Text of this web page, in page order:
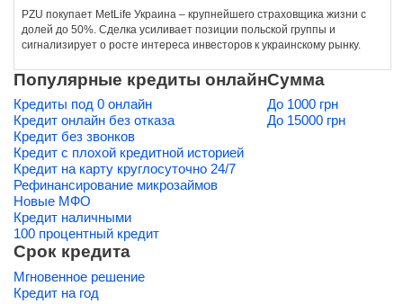
PZU покупает MetLife Украина – крупнейшего страховщика жизни с
долей до 50%. Сделка усиливает позиции польской группы и
сигнализирует о росте интереса инвесторов к украинскому рынку.
Популярные кредиты онлайн
Кредиты под 0 онлайн
Кредит онлайн без отказа
Кредит без звонков
Кредит с плохой кредитной историей
Кредит на карту круглосуточно 24/7
Рефинансирование микрозаймов
Новые МФО
Кредит наличными
100 процентный кредит
Сумма
До 1000 грн
До 15000 грн
Срок кредита
Мгновенное решение
Кредит на год